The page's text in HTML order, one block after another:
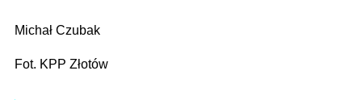
Michał Czubak
Fot. KPP Złotów